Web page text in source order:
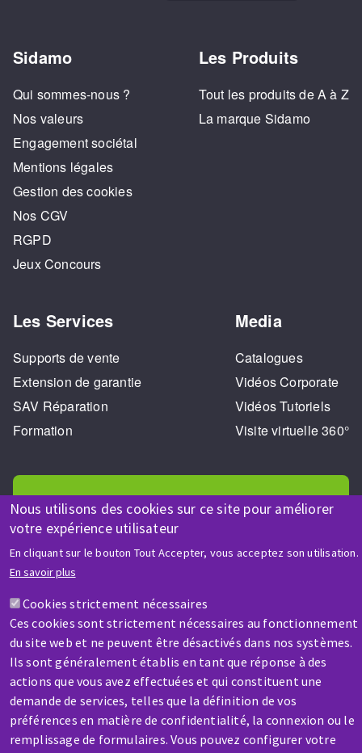
Nous utilisons des cookies sur ce site pour améliorer
votre expérience utilisateur
En cliquant sur le bouton Tout Accepter, vous acceptez son utilisation.
En savoir plus
Cookies strictement nécessaires
Ces cookies sont strictement nécessaires au fonctionnement
du site web et ne peuvent être désactivés dans nos systèmes.
Ils sont généralement établis en tant que réponse à des
actions que vous avez effectuées et qui constituent une
demande de services, telles que la définition de vos
préférences en matière de confidentialité, la connexion ou le
remplissage de formulaires. Vous pouvez configurer votre
Sidamo
Qui sommes-nous ?
Nos valeurs
Engagement sociétal
Mentions légales
Gestion des cookies
Nos CGV
RGPD
Jeux Concours
Les Produits
Tout les produits de A à Z
La marque Sidamo
Les Services
Supports de vente
Extension de garantie
SAV Réparation
Formation
Media
Catalogues
Vidéos Corporate
Vidéos Tutoriels
Visite virtuelle 360°
AIDE & CONTACT
Une question ? Un renseignement ?
Contactez-nous